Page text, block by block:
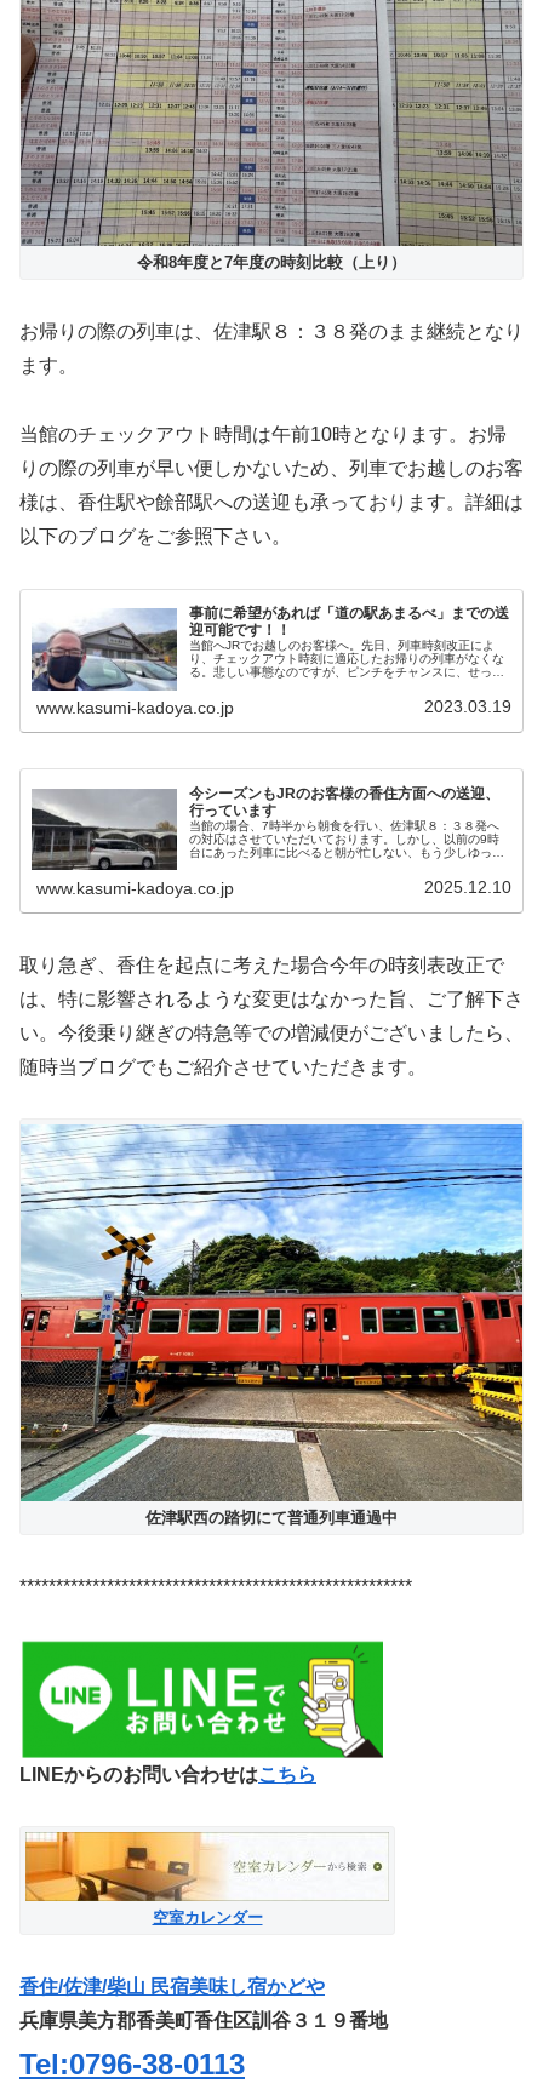
令和8年度と7年度の時刻比較（上り）
お帰りの際の列車は、佐津駅８：３８発のまま継続となり
ます。
当館のチェックアウト時間は午前10時となります。お帰
りの際の列車が早い便しかないため、列車でお越しのお客
様は、香住駅や餘部駅への送迎も承っております。詳細は
以下のブログをご参照下さい。
事前に希望があれば「道の駅あまるべ」までの送
迎可能です！！
当館へJRでお越しのお客様へ。先日、列車時刻改正によ
り、チェックアウト時刻に適応したお帰りの列車がなくな
る。悲しい事態なのですが、ピンチをチャンスに、せっか
とで、”道の駅あまるべ”までの送迎をさせて頂いてます。
www.kasumi-kadoya.co.jp 2023.03.19
今シーズンもJRのお客様の香住方面への送迎、
行っています
当館の場合、7時半から朝食を行い、佐津駅８：３８発へ
の対応はさせていただいております。しかし、以前の9時
台にあった列車に比べると朝が忙しない、もう少しゆっく
らいを目処に、香住のお土産屋さんや香住駅、余部橋梁
（道の駅＆空の駅）へ送迎させていただく対応も行なって
www.kasumi-kadoya.co.jp 2025.12.10
取り急ぎ、香住を起点に考えた場合今年の時刻表改正で
は、特に影響されるような変更はなかった旨、ご了解下さ
い。今後乗り継ぎの特急等での増減便がございましたら、
随時当ブログでもご紹介させていただきます。
佐津駅西の踏切にて普通列車通過中
******************************************************
LINEからのお問い合わせはこちら
空室カレンダー
香住/佐津/柴山 民宿美味し宿かどや
兵庫県美方郡香美町香住区訓谷３１９番地
Tel:0796-38-0113